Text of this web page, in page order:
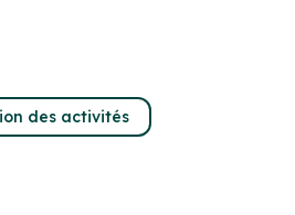
des activités